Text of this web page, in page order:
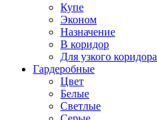
Купе
Эконом
Назначение
В коридор
Для узкого коридора
Гардеробные
Цвет
Белые
Светлые